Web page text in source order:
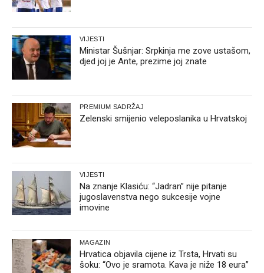
VIJESTI
Ministar Šušnjar: Srpkinja me zove ustašom,
djed joj je Ante, prezime joj znate
PREMIUM SADRŽAJ
Zelenski smijenio veleposlanika u Hrvatskoj
VIJESTI
Na znanje Klasiću: “Jadran” nije pitanje
jugoslavenstva nego sukcesije vojne
imovine
MAGAZIN
Hrvatica objavila cijene iz Trsta, Hrvati su
šoku: “Ovo je sramota. Kava je niže 18 eura”